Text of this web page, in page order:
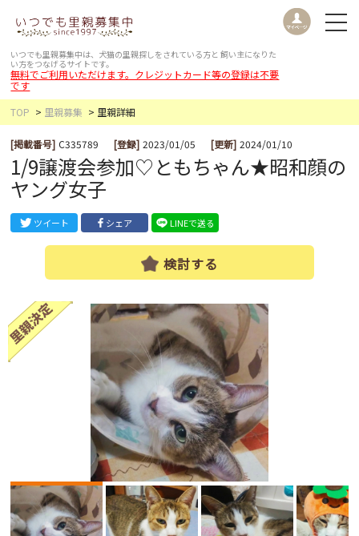
いつでも里親募集中は、犬猫の里親探しをされている方と 飼い主になりた
い方をつなげるサイトです。
無料でご利用いただけます。クレジットカード等の登録は不要
です
TOP
里親募集 里親詳細
[掲載番号] C335789 [登録] 2023/01/05 [更新] 2024/01/10
1/9譲渡会参加♡ともちゃん★昭和顔の
ヤング女子
ツイート シェア LINEで送る
検討する